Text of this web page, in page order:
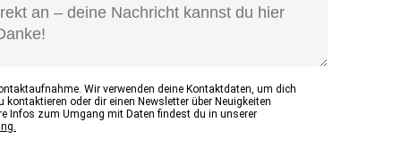
Wir verwenden deine Kontaktdaten, um dich
oder dir einen Newsletter über Neuigkeiten
Infos zum Umgang mit Daten findest du in unserer